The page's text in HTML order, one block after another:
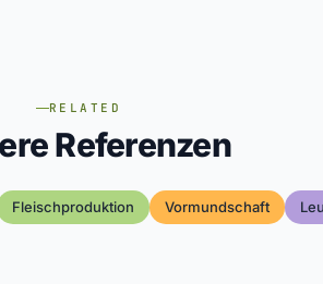
RELATED
Referenzen
Fleischproduktion Vormundschaft